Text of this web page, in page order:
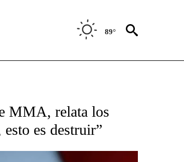
89°
NEW PAGES ON "CNN - SPANISH".
MMA, relata los
es destruir”